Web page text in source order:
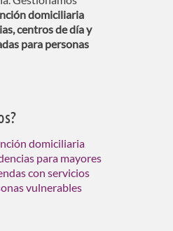
domiciliaria
centros de día y
para personas
domiciliaria
para mayores
con servicios
vulnerables